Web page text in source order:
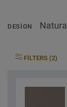
DESIGN
FILTERS (2)